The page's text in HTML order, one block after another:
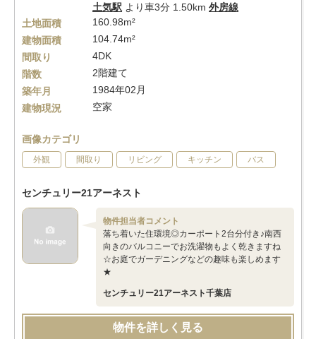
土気駅 より車3分 1.50km 外房線
土地面積
160.98m²
建物面積
104.74m²
間取り
4DK
階数
2階建て
築年月
1984年02月
建物現況
空家
画像カテゴリ
外観 間取り リビング キッチン バス
センチュリー21アーネスト
物件担当者コメント
落ち着いた住環境◎カーポート2台分付き♪南西
向きのバルコニーでお洗濯物もよく乾きますね
☆お庭でガーデニングなどの趣味も楽しめます
★
センチュリー21アーネスト千葉店
物件を詳しく見る